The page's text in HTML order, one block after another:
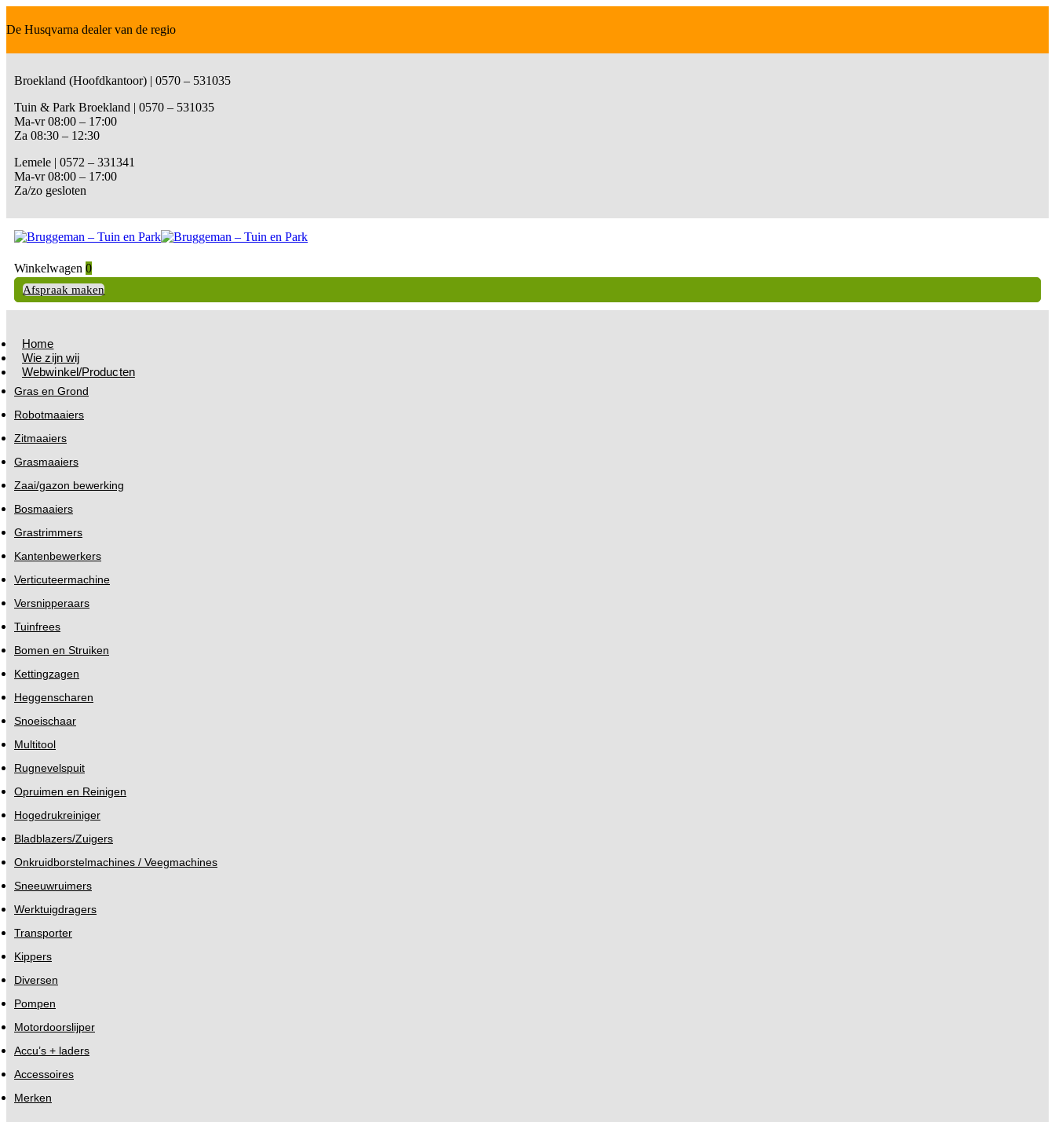
De Husqvarna dealer van de regio
Broekland (Hoofdkantoor) | 0570 – 531035
Tuin & Park Broekland | 0570 – 531035
Ma-vr 08:00 – 17:00
Za 08:30 – 12:30
Lemele | 0572 – 331341
Ma-vr 08:00 – 17:00
Za/zo gesloten
Winkelwagen 0
Afspraak maken
Home
Wie zijn wij
Webwinkel/Producten
Gras en Grond
Robotmaaiers
Zitmaaiers
Grasmaaiers
Zaai/gazon bewerking
Bosmaaiers
Grastrimmers
Kantenbewerkers
Verticuteermachine
Versnipperaars
Tuinfrees
Bomen en Struiken
Kettingzagen
Heggenscharen
Snoeischaar
Multitool
Rugnevelspuit
Opruimen en Reinigen
Hogedrukreiniger
Bladblazers/Zuigers
Onkruidborstelmachines / Veegmachines
Sneeuwruimers
Werktuigdragers
Transporter
Kippers
Diversen
Pompen
Motordoorslijper
Accu’s + laders
Accessoires
Merken